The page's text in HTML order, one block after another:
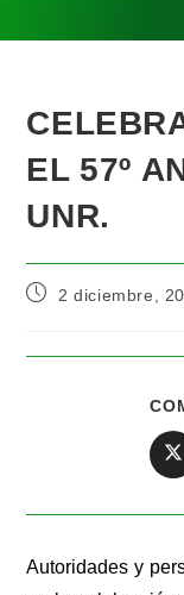
EL 57º
UNR.
2 diciembre,
Autoridades y